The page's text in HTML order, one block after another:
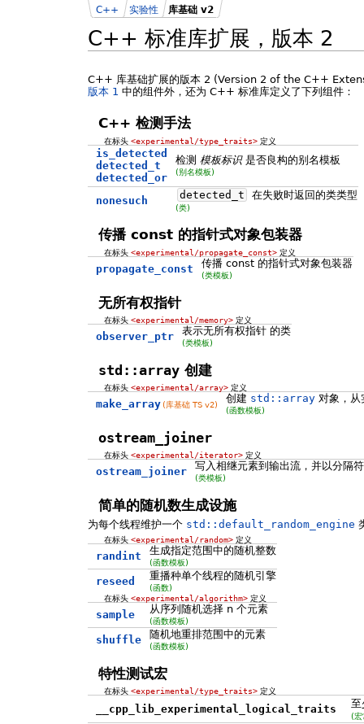
C++ 标准库扩展，版本 2
C++ 实验性 库基础 v2
C++ 库基础扩展的版本 2 (Version 2 of the C++
版本 1 中的组件外，还为 C++ 标准库定义了下列组件：
C++ 检测手法
在标头<experimental/type_traits> 定义
is_detected
detected_t
detected_or
检测 模板标识是否良构的别名模板
(别名模板)
nonesuch detected_t 在失败时返回的类类型
(类)
传播 const 的指针式对象包装器
在标头<experimental/propagate_const> 定义
propagate_const 传播 const 的指针式对象包装器
(类模板)
无所有权指针
在标头<experimental/memory> 定义
observer_ptr 表示无所有权指针 的类
(类模板)
std::array创建
在标头<experimental/array> 定义
make_array (库基础 TS v2) 创建 std::array对象，从
(函数模板)
ostream_joiner
在标头<experimental/iterator> 定义
ostream_joiner 写入相继元素到输出流，并以分隔
(类模板)
简单的随机数生成设施
为每个线程维护一个 std::default_random_engine
在标头<experimental/random> 定义
randint 生成指定范围中的随机整数
(函数模板)
reseed 重播种单个线程的随机引擎
(函数)
在标头<experimental/algorithm> 定义
sample 从序列随机选择 n 个元素
(函数模板)
shuffle 随机地重排范围中的元素
(函数模板)
特性测试宏
在标头<experimental/type_traits> 定义
__cpp_lib_experimental_logical_traits
(宏